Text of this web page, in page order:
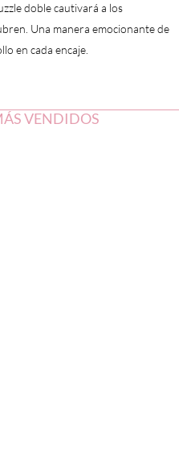
doble cautivará a los
Una manera emocionante de
en cada encaje.
VENDIDOS